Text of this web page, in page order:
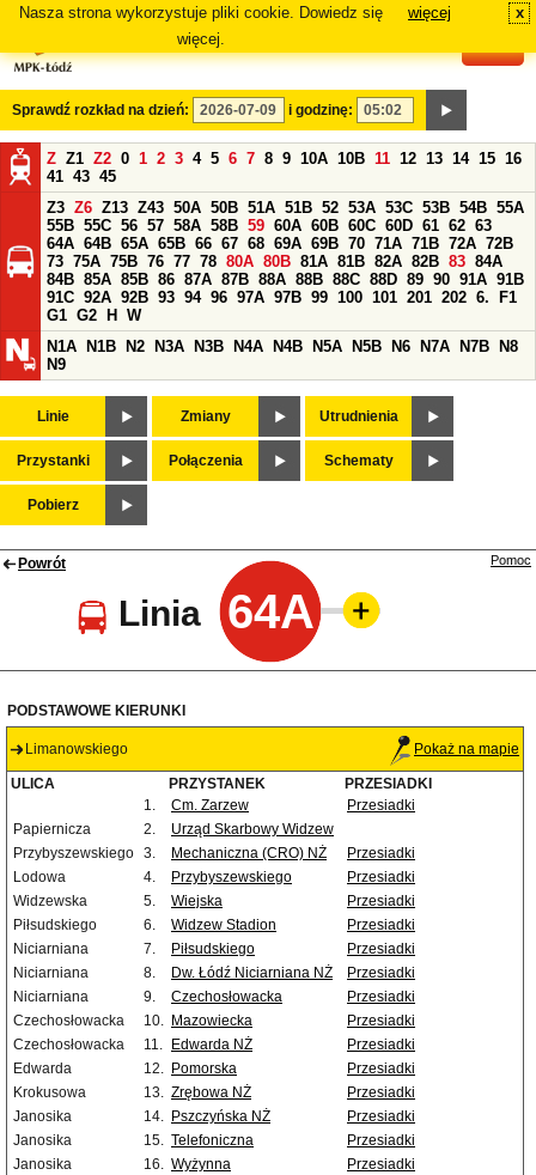
Nasza strona wykorzystuje pliki cookie. Dowiedz się
więcej.
więcej x
Sprawdź rozkład na dzień: i godzinę:
Z Z1 Z2 0 1 2 3 4 5 6 7 8 9 10A 10B 11 12 13 14 15 16
41 43 45
Z3 Z6 Z13 Z43 50A 50B 51A 51B 52 53A 53C 53B 54B 55A
55B 55C 56 57 58A 58B 59 60A 60B 60C 60D 61 62 63
64A 64B 65A 65B 66 67 68 69A 69B 70 71A 71B 72A 72B
73 75A 75B 76 77 78 80A 80B 81A 81B 82A 82B 83 84A
84B 85A 85B 86 87A 87B 88A 88B 88C 88D 89 90 91A 91B
91C 92A 92B 93 94 96 97A 97B 99 100 101 201 202 6.
F1
G1 G2 H
W
N1A
N1B N2 N3A N3B N4A N4B N5A N5B N6 N7A N7B
N8
N9
Linie Zmiany Utrudnienia
Przystanki Połączenia Schematy
Pobierz
Powrót
Linia 64A
Pomoc
PODSTAWOWE KIERUNKI
Limanowskiego Pokaż na mapie
ULICA PRZYSTANEK
PRZESIADKI
1.
Cm. Zarzew
Przesiadki
Papiernicza
2.
Urząd Skarbowy Widzew
Przybyszewskiego 3. Mechaniczna (CRO) NŻ
Przesiadki
Lodowa
4. Przybyszewskiego
Przesiadki
Widzewska
5. Wiejska
Przesiadki
Piłsudskiego
6. Widzew Stadion
Przesiadki
Niciarniana
7. Piłsudskiego
Przesiadki
Niciarniana
8. Dw. Łódź Niciarniana NŻ
Przesiadki
Niciarniana
9. Czechosłowacka
Przesiadki
Czechosłowacka
10. Mazowiecka
Przesiadki
Czechosłowacka
11. Edwarda NŻ
Przesiadki
Edwarda
12. Pomorska
Przesiadki
Krokusowa
13. Zrębowa NŻ
Przesiadki
Janosika
14. Pszczyńska NŻ
Przesiadki
Janosika
15. Telefoniczna
Przesiadki
Janosika
16. Wyżynna
Przesiadki